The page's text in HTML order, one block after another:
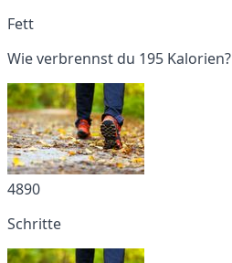
Fett
Wie verbrennst du 195 Kalorien?
4890
Schritte